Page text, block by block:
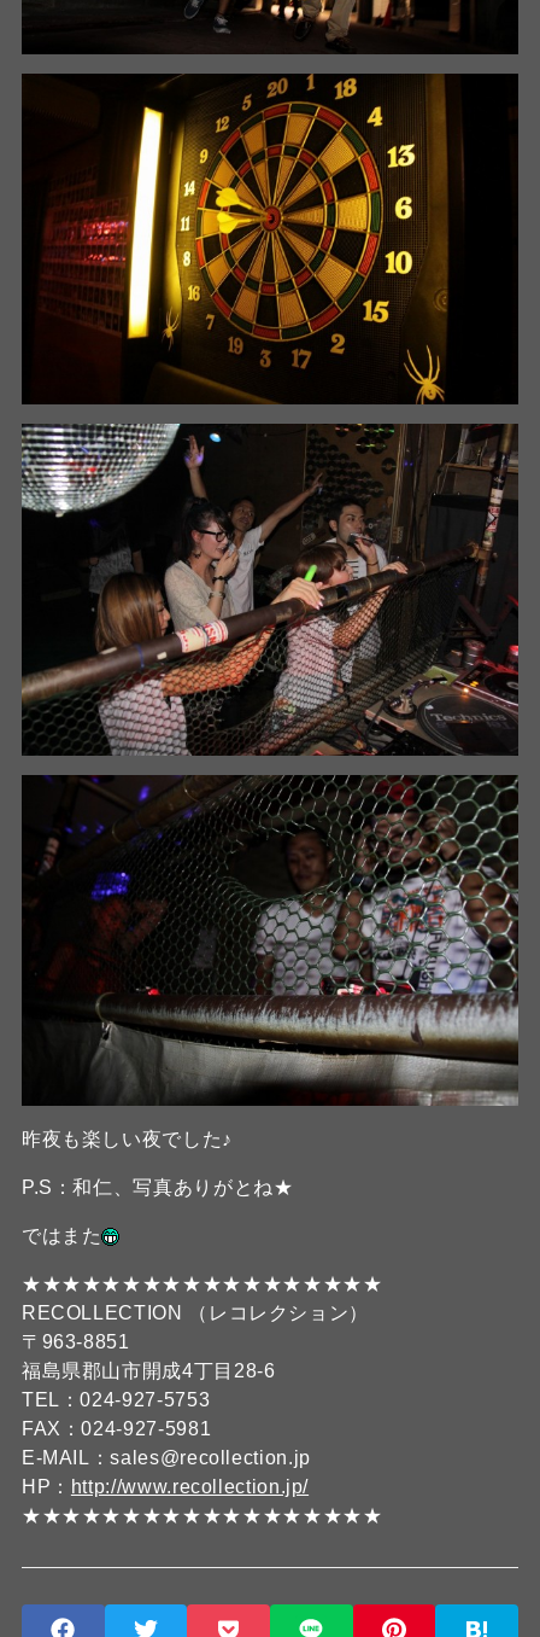
昨夜も楽しい夜でした♪
P.S：和仁、写真ありがとね★
ではまた
★★★★★★★★★★★★★★★★★★
RECOLLECTION （レコレクション）
〒963-8851
福島県郡山市開成4丁目28-6
TEL：024-927-5753
FAX：024-927-5981
E-MAIL：sales@recollection.jp
HP： http://www.recollection.jp/
★★★★★★★★★★★★★★★★★★